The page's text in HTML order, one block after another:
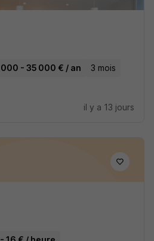
000 - 35 000 € / an 3 mois
il y a 13 jours